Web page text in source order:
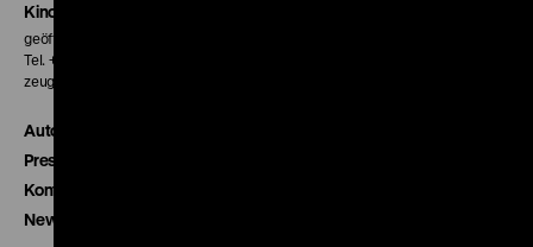
Kinokasse
geöffnet 30 Minuten vor Beginn der ersten Vorstellung
Tel. + 49 30 20304-770
zeughauskino@dhm.de
Autor*innen
Presse
Kontakt
Newsletter